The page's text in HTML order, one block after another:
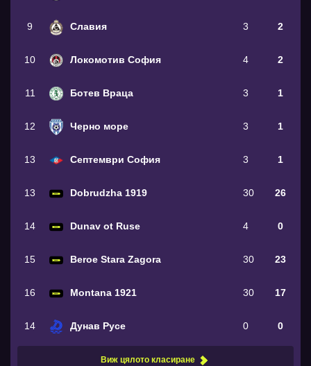
9 Славия 3 2
10 Локомотив София 4 2
11 Ботев Враца 3 1
12 Черно море 3 1
13 Септември София 3 1
13 Dobrudzha 1919 30 26
14 Dunav ot Ruse 4 0
15 Beroe Stara Zagora 30 23
16 Montana 1921 30 17
14 Дунав Русе 0 0
Виж цялото класиране